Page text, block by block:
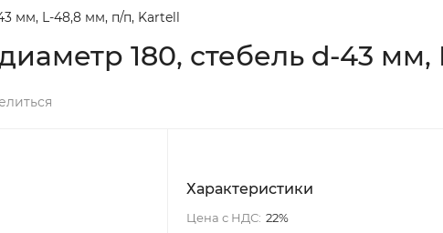
мм, L-48,8 мм, п/п, Kartell
180, стебель d-43
Характеристики
Цена с НДС: 22%